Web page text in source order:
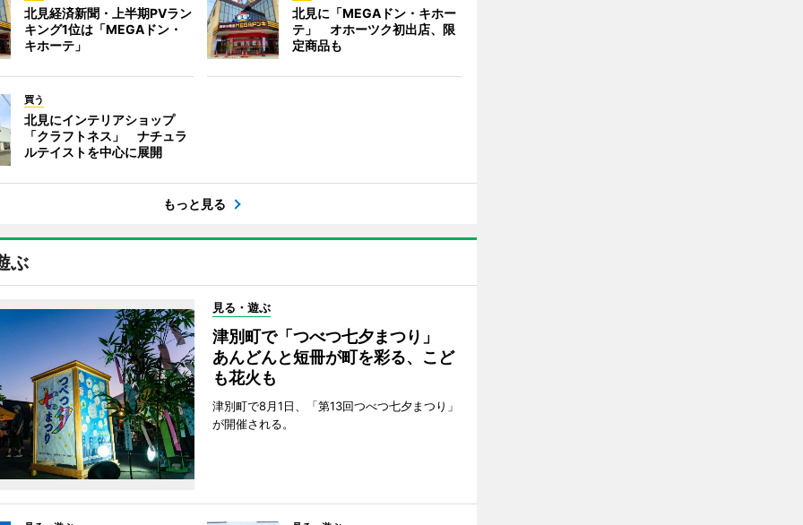
北見経済新聞・上半期PVラン
キング1位は「MEGAドン・
キホーテ」
北見に「MEGAドン・キホー
テ」 オホーツク初出店、限
定商品も
買う
北見にインテリアショップ
「クラフトネス」 ナチュラ
ルテイストを中心に展開
もっと見る
ぶ
見る・遊ぶ
津別町で「つべつ七夕まつり」
あんどんと短冊が町を彩る、こど
も花火も
津別町で8月1日、「第13回つべつ七夕まつり」
が開催される。